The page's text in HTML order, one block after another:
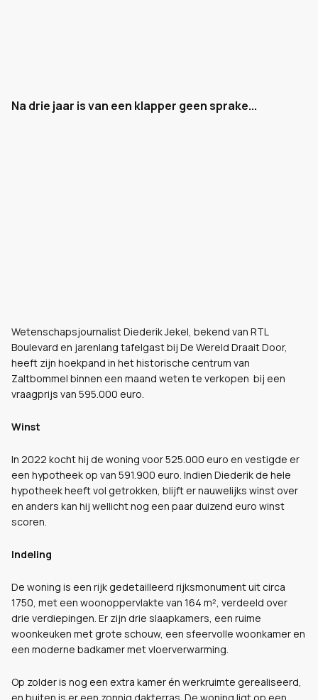
Na drie jaar is van een klapper geen sprake...
Wetenschapsjournalist Diederik Jekel, bekend van RTL
Boulevard en jarenlang tafelgast bij De Wereld Draait Door,
heeft zijn hoekpand in het historische centrum van
Zaltbommel binnen een maand weten te verkopen bij een
vraagprijs van 595.000 euro.
Winst
In 2022 kocht hij de woning voor 525.000 euro en vestigde er
een hypotheek op van 591.900 euro. Indien Diederik de hele
hypotheek heeft vol getrokken, blijft er nauwelijks winst over
en anders kan hij wellicht nog een paar duizend euro winst
scoren.
Indeling
De woning is een rijk gedetailleerd rijksmonument uit circa
1750, met een woonoppervlakte van 164 m², verdeeld over
drie verdiepingen. Er zijn drie slaapkamers, een ruime
woonkeuken met grote schouw, een sfeervolle woonkamer en
een moderne badkamer met vloerverwarming.
Op zolder is nog een extra kamer én werkruimte gerealiseerd,